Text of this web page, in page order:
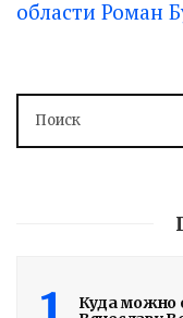
области Роман
Куда можно